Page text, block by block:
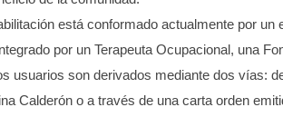
está conformado actualmente por un
por un Terapeuta Ocupacional, una
usuarios son derivados mediante dos vías:
Calderón o a través de una carta orden